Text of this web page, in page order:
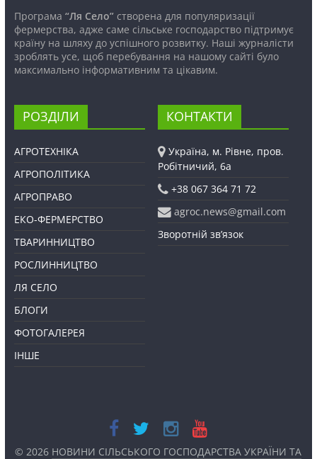
Програма “Ля Село”створена для популяризації
фермерства, адже саме сільське господарство підтримує
країну на шляху до успішного розвитку. Наші журналісти
зроблять усе, щоб перебування на нашому сайті було
максимально інформативним та цікавим.
РОЗДІЛИ
АГРОТЕХНІКА
АГРОПОЛІТИКА
АГРОПРАВО
ЕКО-ФЕРМЕРСТВО
ТВАРИННИЦТВО
РОСЛИННИЦТВО
ЛЯ СЕЛО
БЛОГИ
ФОТОГАЛЕРЕЯ
ІНШЕ
КОНТАКТИ
Україна, м. Рівне, пров.
Робітничий, 6а
+38 067 364 71 72
agroc.news@gmail.com
Зворотній зв’язок
© 2026 НОВИНИ СІЛЬСЬКОГО ГОСПОДАРСТВА УКРАЇНИ ТА